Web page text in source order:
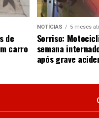
de
carro
NOTÍCIAS 5 meses
Sorriso:
semana
após grave